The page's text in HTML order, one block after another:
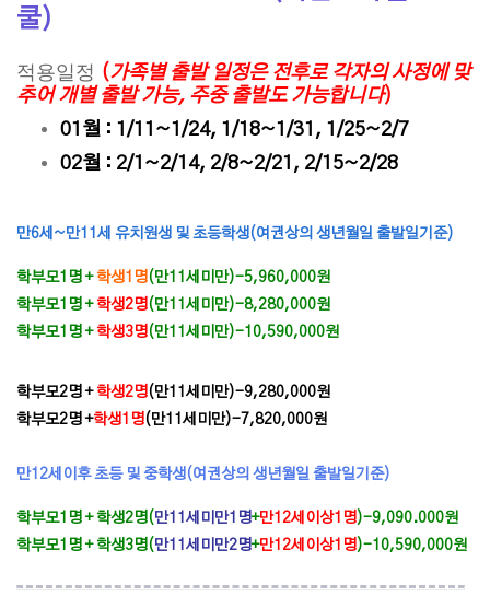
쿨)
적용일정 (가족별 출발 일정은 전후로 각자의 사정에 맞
추어 개별 출발 가능, 주중 출발도 가능합니다)
01월 : 1/11~1/24, 1/18~1/31, 1/25~2/7
02월 : 2/1~2/14, 2/8~2/21, 2/15~2/28
만6세~만11세 유치원생 및 초등학생(여권상의 생년월일 출발일기준)
학부모1명 + 학생1명(만11세미만)-5,960,000원
학부모1명 +학생2명(만11세미만)-8,280,000원
학부모1명 + 학생3명(만11세미만)-10,590,000원
학부모2명 +학생2명(만11세미만)-9,280,000원
학부모2명 +학생1명(만11세미만)-7,820,000원
만12세이후 초등 및 중학생(여권상의 생년월일 출발일기준)
학부모1명 + 학생2명(만11세미만1명+만12세이상1명)-9,090.000원
학부모1명 + 학생3명(만11세미만2명+만12세이상1명)-10,590,000원